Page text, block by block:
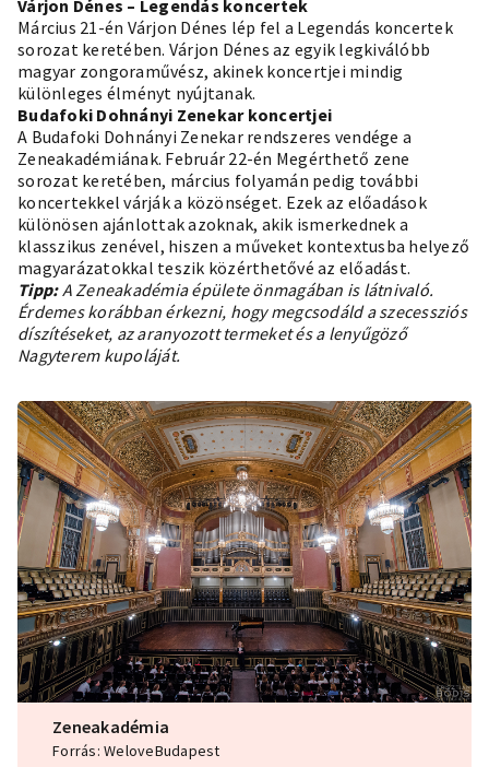
Várjon Dénes – Legendás koncertek
Március 21-én Várjon Dénes lép fel a Legendás koncertek
sorozat keretében. Várjon Dénes az egyik legkiválóbb
magyar zongoraművész, akinek koncertjei mindig
különleges élményt nyújtanak.
Budafoki Dohnányi Zenekar koncertjei
A Budafoki Dohnányi Zenekar rendszeres vendége a
Zeneakadémiának. Február 22-én Megérthető zene
sorozat keretében, március folyamán pedig további
koncertekkel várják a közönséget. Ezek az előadások
különösen ajánlottak azoknak, akik ismerkednek a
klasszikus zenével, hiszen a műveket kontextusba helyező
magyarázatokkal teszik közérthetővé az előadást.
Tipp:A Zeneakadémia épülete önmagában is látnivaló.
Érdemes korábban érkezni, hogy megcsodáld a szecessziós
díszítéseket, az aranyozott termeket és a lenyűgöző
Nagyterem kupoláját.
Zeneakadémia
Forrás: WeloveBudapest